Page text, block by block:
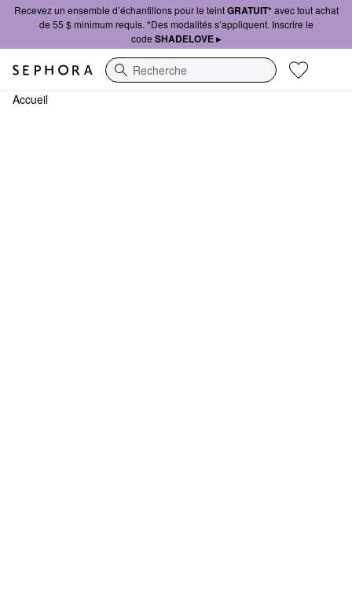
Recevez un ensemble d’échantillons pour le teintGRATUIT*avec tout achat
de 55 $ minimum requis. *Des modalités s’appliquent. Inscrire le
code SHADELOVE ▸
Recherche
Accueil